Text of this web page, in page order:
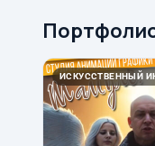
ИСКУССТВЕННЫЙ